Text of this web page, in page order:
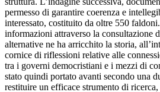
permesso di garantire coerenza e
interessato, costituito da oltre 550
informazioni attraverso la consultazione
alternative ne ha arricchito la storia,
cornice di riflessioni relative alle
tra i governi democristiani e i mezzi di
stato quindi portato avanti secondo una
restituire un efficace strumento di